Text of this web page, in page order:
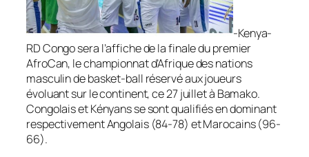
-Kenya-
RD Congo sera l’affiche de la finale du premier
AfroCan, le championnat d’Afrique des nations
masculin de basket-ball réservé aux joueurs
évoluant sur le continent, ce 27 juillet à Bamako.
Congolais et Kényans se sont qualifiés en dominant
respectivement Angolais (84-78) et Marocains (96-
66).